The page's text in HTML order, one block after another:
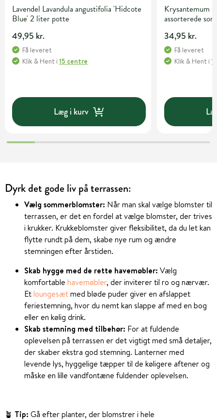
Lavendel Lavandula angustifolia 'Hidcote
Blue' 2 liter potte
49,95 kr.
Få leveret
Klik & Hent i 15 centre
Læg i kurv
Krysantemum
assorterede
34,95 kr.
Få leveret
Klik & Hent i
Dyrk det gode liv på terrassen:
Vælg sommerblomster: Når man skal vælge blomster til
terrassen, er det en fordel at vælge blomster, der trives
i krukker. Krukkeblomster giver fleksibilitet, da du let kan
flytte rundt på dem, skabe nye rum og ændre
stemningen efter årstiden.
Skab hygge med de rette havemøbler: Vælg
komfortable havemøbler, der inviterer til ro og nærvær.
Etloungesætmed bløde puder giver en afslappet
feriestemning, hvor du nemt kan slappe af med en bog
eller en kølig drink.
Skab stemning med tilbehør: For at fuldende
oplevelsen på terrassen er det vigtigt med små detaljer,
der skaber ekstra god stemning. Lanterner med
levende lys, hyggelige tæpper til de køligere aftener og
måske en lille vandfontæne fuldender oplevelsen.
🪴 Tip: Gå efter planter, der blomstrer i hele